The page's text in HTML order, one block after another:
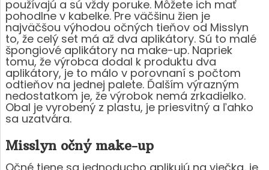
používajú a sú vždy poruke. Môžete ich mať
pohodlne v kabelke. Pre väčšinu žien je
najväčšou výhodou očných tieňov od Misslyn
to, že celý set má až dva aplikátory. Sú to malé
špongiové aplikátory na make-up. Napriek
tomu, že výrobca dodal k produktu dva
aplikátory, je to málo v porovnaní s počtom
odtieňov na jednej palete. Ďalším výrazným
nedostatkom je, že výrobok nemá zrkadielko.
Obal je vyrobený z plastu, je priesvitný a ľahko
sa uzatvára.
Misslyn očný make-up